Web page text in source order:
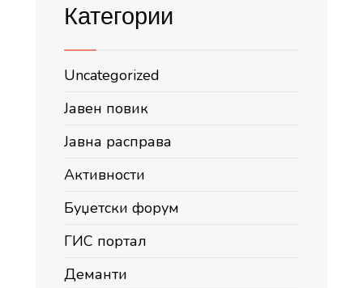
Категории
Uncategorized
Јавен повик
Јавна расправа
Активности
Буџетски форум
ГИС портал
Деманти